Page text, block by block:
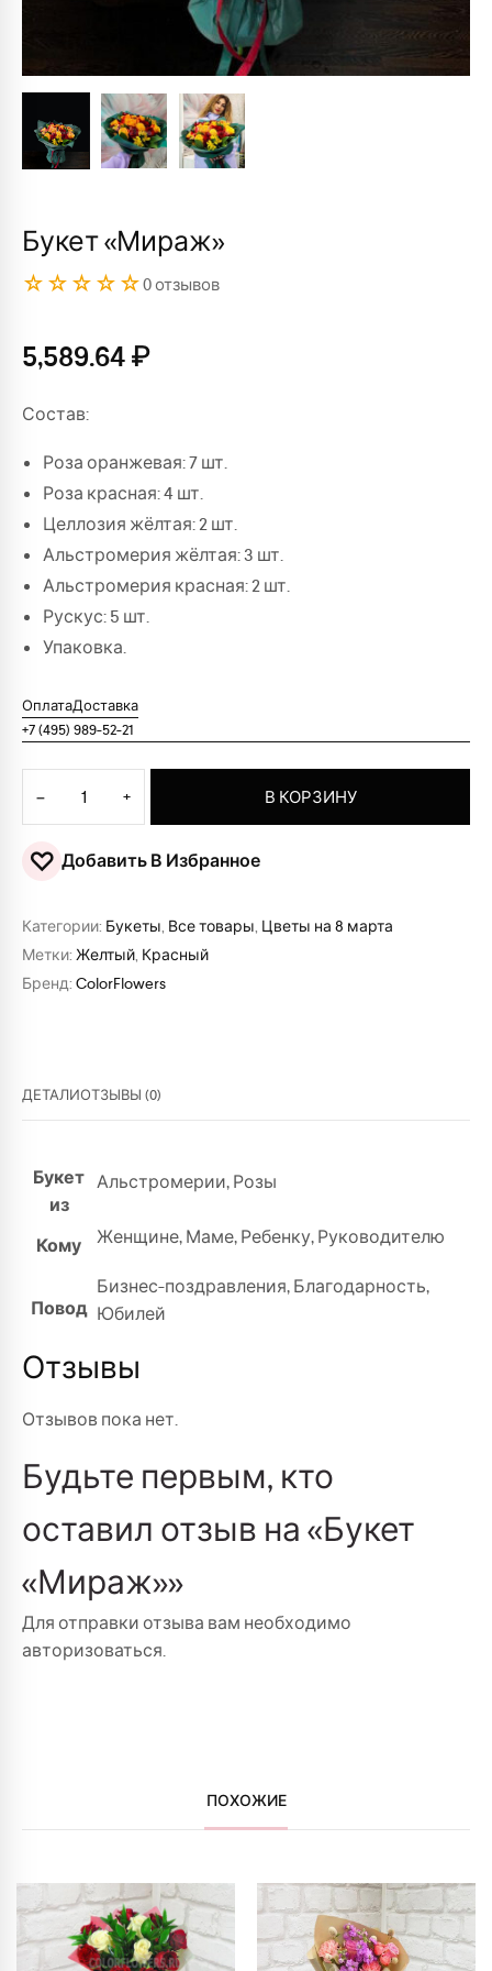
Букет «Мираж»
☆☆☆☆☆0 отзывов
5,589.64₽
Состав:
Роза оранжевая: 7 шт.
Роза красная: 4 шт.
Целлозия жёлтая: 2 шт.
Альстромерия жёлтая: 3 шт.
Альстромерия красная: 2 шт.
Рускус: 5 шт.
Упаковка.
ОплатаДоставка
+7 (495) 989-52-21
− + В КОРЗИНУ
♡ Добавить В Избранное
Категории: Букеты, Все товары, Цветы на 8 марта
Метки: Желтый, Красный
Бренд: ColorFlowers
ДЕТАЛИОТЗЫВЫ (0)
Букет
из
Альстромерии,Розы
Кому Женщине,Маме,Ребенку,Руководителю
Повод
Бизнес-поздравления,Благодарность,
Юбилей
Отзывы
Отзывов пока нет.
Будьте первым, кто
оставил отзыв на «Букет
«Мираж»»
Для отправки отзыва вам необходимо
авторизоваться.
ПОХОЖИЕ